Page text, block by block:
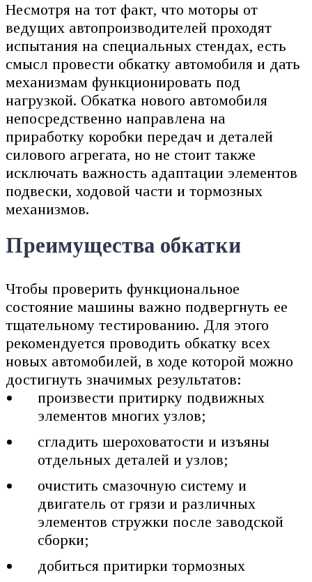
Несмотря на тот факт, что моторы от
ведущих автопроизводителей проходят
испытания на специальных стендах, есть
смысл провести обкатку автомобиля и дать
механизмам функционировать под
нагрузкой. Обкатка нового автомобиля
непосредственно направлена на
приработку коробки передач и деталей
силового агрегата, но не стоит также
исключать важность адаптации элементов
подвески, ходовой части и тормозных
механизмов.
Преимущества обкатки
Чтобы проверить функциональное
состояние машины важно подвергнуть ее
тщательному тестированию. Для этого
рекомендуется проводить обкатку всех
новых автомобилей, в ходе которой можно
достигнуть значимых результатов:
произвести притирку подвижных
элементов многих узлов;
сгладить шероховатости и изъяны
отдельных деталей и узлов;
очистить смазочную систему и
двигатель от грязи и различных
элементов стружки после заводской
сборки;
добиться притирки тормозных